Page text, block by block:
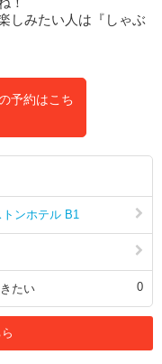
しみたい人は『しゃぶ
予約はこち
トンホテル B1
たい 0